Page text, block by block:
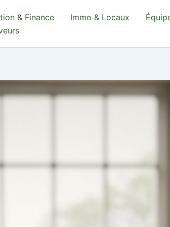
& Finance Immo & Locaux